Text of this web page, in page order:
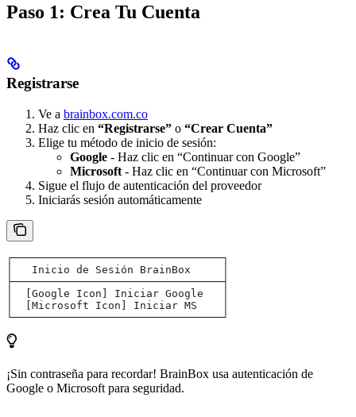
Paso 1: Crea Tu Cuenta
Registrarse
Ve a brainbox.com.co
Haz clic en “Registrarse” o “Crear Cuenta”
Elige tu método de inicio de sesión:
Google - Haz clic en “Continuar con Google”
Microsoft - Haz clic en “Continuar con Microsoft”
Sigue el flujo de autenticación del proveedor
Iniciarás sesión automáticamente
┌─────────────────────────────────┐
│   Inicio de Sesión BrainBox     │
├─────────────────────────────────┤
│  [Google Icon] Iniciar Google   │
│  [Microsoft Icon] Iniciar MS    │
└─────────────────────────────────┘
¡Sin contraseña para recordar! BrainBox usa autenticación de
Google o Microsoft para seguridad.